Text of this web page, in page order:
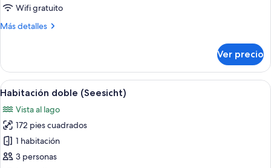
dobleWifi gratuito
Más detalles
Más
doble
Ver precio
Abrir
todas
las
fotos
de
Habitación
Habitación de hotel con una cama
5
Habitación doble (Seesicht)
Vista al lago
172 pies cuadrados
1 habitación
3 personas